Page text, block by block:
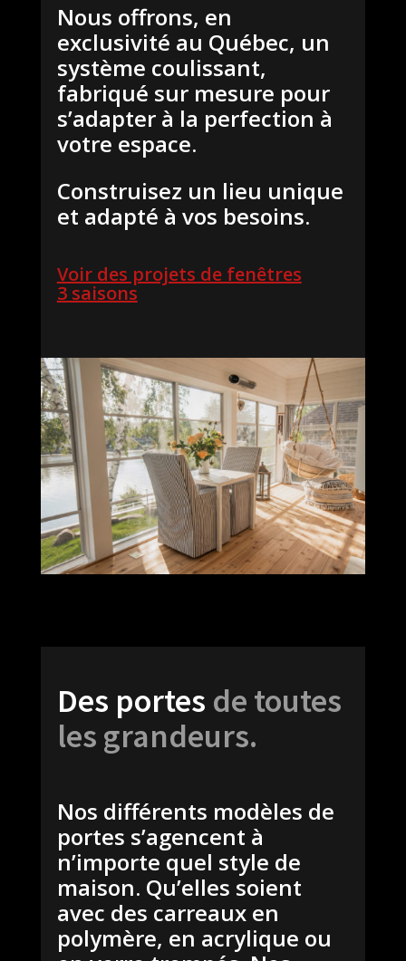
Nous offrons, en
exclusivité au Québec, un
système coulissant,
fabriqué sur mesure pour
s’adapter à la perfection à
votre espace.
Construisez un lieu unique
et adapté à vos besoins.
Voir des projets de fenêtres
3 saisons
Des portes de toutes
les grandeurs.
Nos différents modèles de
portes s’agencent à
n’importe quel style de
maison. Qu’elles soient
avec des carreaux en
polymère, en acrylique ou